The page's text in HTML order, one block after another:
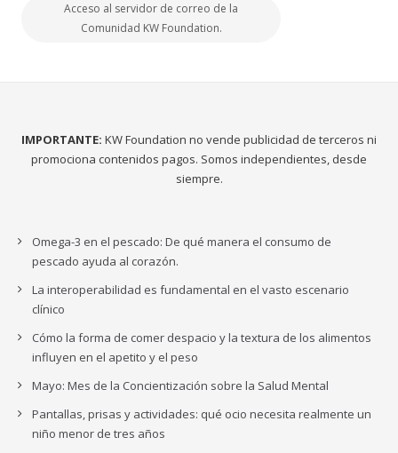
Acceso al servidor de correo de la
Comunidad KW Foundation.
IMPORTANTE: KW Foundation no vende publicidad de terceros ni
promociona contenidos pagos. Somos independientes, desde
siempre.
Omega-3 en el pescado: De qué manera el consumo de
pescado ayuda al corazón.
La interoperabilidad es fundamental en el vasto escenario
clínico
Cómo la forma de comer despacio y la textura de los alimentos
influyen en el apetito y el peso
Mayo: Mes de la Concientización sobre la Salud Mental
Pantallas, prisas y actividades: qué ocio necesita realmente un
niño menor de tres años